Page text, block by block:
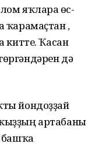
яҡларға өс-
ҡарамаҫтан ,
китте. Ҡасан
дә
йондоҙҙай
артабанғы
башҡа